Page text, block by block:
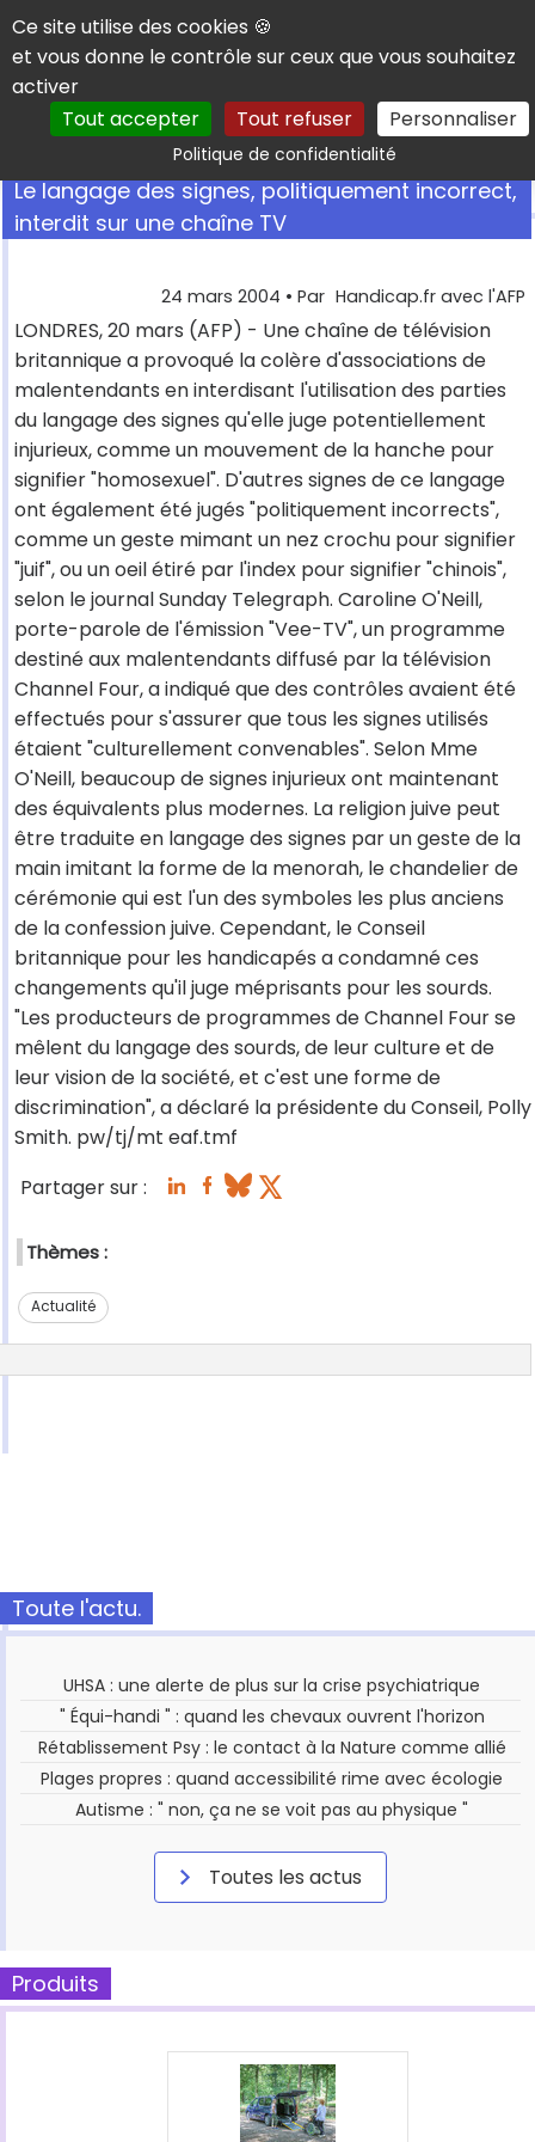
Panneau de gestion des cookies
Ce site utilise des cookies 🍪
et vous donne le contrôle sur ceux que vous souhaitez
activer
Tout accepter
Tout refuser Personnaliser
Politique de confidentialitéRechercher
Le langage des signes, politiquement incorrect,
interdit sur une chaîne TV
24 mars 2004 • Par Handicap.fr avec l'AFP
LONDRES, 20 mars (AFP) - Une chaîne de télévision
britannique a provoqué la colère d'associations de
malentendants en interdisant l'utilisation des parties
du langage des signes qu'elle juge potentiellement
injurieux, comme un mouvement de la hanche pour
signifier "homosexuel". D'autres signes de ce langage
ont également été jugés "politiquement incorrects",
comme un geste mimant un nez crochu pour signifier
"juif", ou un oeil étiré par l'index pour signifier "chinois",
selon le journal Sunday Telegraph. Caroline O'Neill,
porte-parole de l'émission "Vee-TV", un programme
destiné aux malentendants diffusé par la télévision
Channel Four, a indiqué que des contrôles avaient été
effectués pour s'assurer que tous les signes utilisés
étaient "culturellement convenables". Selon Mme
O'Neill, beaucoup de signes injurieux ont maintenant
des équivalents plus modernes. La religion juive peut
être traduite en langage des signes par un geste de la
main imitant la forme de la menorah, le chandelier de
cérémonie qui est l'un des symboles les plus anciens
de la confession juive. Cependant, le Conseil
britannique pour les handicapés a condamné ces
changements qu'il juge méprisants pour les sourds.
"Les producteurs de programmes de Channel Four se
mêlent du langage des sourds, de leur culture et de
leur vision de la société, et c'est une forme de
discrimination", a déclaré la présidente du Conseil, Polly
Smith. pw/tj/mt eaf.tmf
Partager sur :
Thèmes :
Actualité
Toute l'actu.
UHSA : une alerte de plus sur la crise psychiatrique
" Équi-handi " : quand les chevaux ouvrent l'horizon
Rétablissement Psy : le contact à la Nature comme allié
Plages propres : quand accessibilité rime avec écologie
Autisme : " non, ça ne se voit pas au physique "
Toutes les actus
Produits